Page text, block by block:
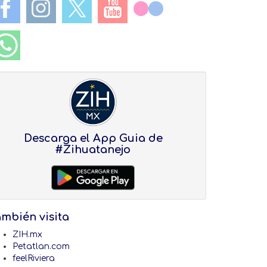
Descarga el App Guia de
#Zihuatanejo
visita
ZIH.mx
Petatlan.com
feelRiviera